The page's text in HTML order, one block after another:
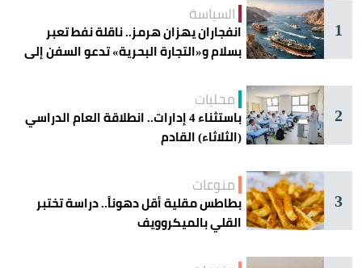
1
السياسة
انفجاران يهزان هرمز.. ناقلة نفط تعبر
بسلام و«التجارة البحرية» تدعو السفن إلى
2
محليات
باستثناء 4 إدارات.. انطلاقة العام الدراسي
(الثلاثاء) القادم
3
منوعات
بطاطس مقلية أقل دهوناً.. دراسة تختبر
القلي بالميكروويف